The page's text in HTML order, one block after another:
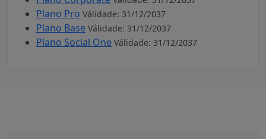
Plano Pro Válidade: 31/12/2037
Plano Base Válidade: 31/12/2037
Plano Social One Válidade: 31/12/2037